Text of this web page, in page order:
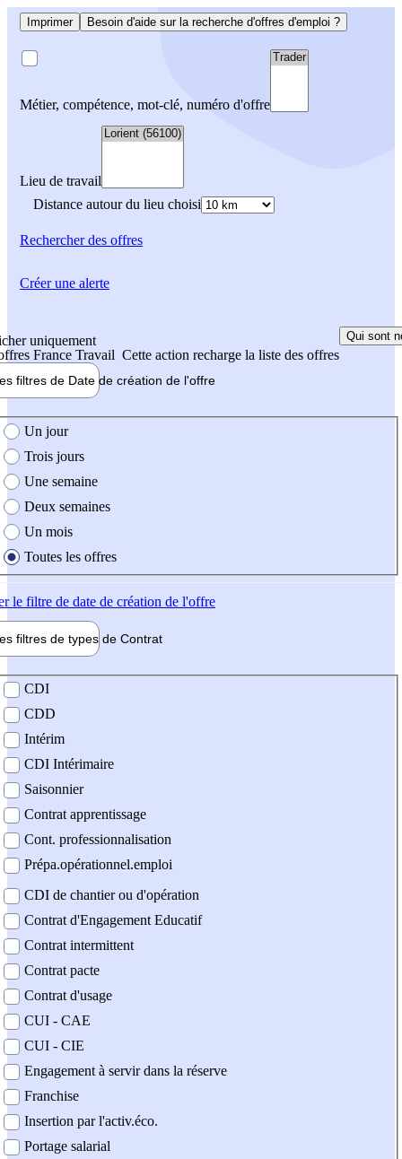
Imprimer Besoin d'aide sur la recherche d'offres d'emploi ?
Métier, compétence, mot-clé, numéro d'offre
Lieu de travail
Distance autour du lieu choisi
Rechercherdes offres
uniquement
France Travail Cette action recharge la liste des offres
Qui sont
filtres de Date de création de l'offre
création de l'offre
Un jour
Trois jours
Une semaine
Deux semaines
Un mois
Toutes les offres
le filtre de date de création de l'offre
filtres de types de Contrat
contrat
CDI
CDD
Intérim
CDI Intérimaire
Saisonnier
Contrat apprentissage
Cont. professionnalisation
Prépa.opérationnel.emploi
CDI de chantier ou d'opération
Contrat d'Engagement Educatif
Contrat intermittent
Contrat pacte
Contrat d'usage
CUI - CAE
CUI - CIE
Engagement à servir dans la réserve
Franchise
Insertion par l'activ.éco.
Portage salarial
Créer une alerte